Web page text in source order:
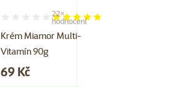
Krém Miamor Multi-
Vitamín 90g
Hodnocení 95%, počet hodnocení: 22
22×
hodnocení
Cena
69 Kč